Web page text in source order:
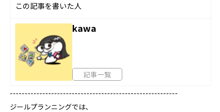
この記事を書いた人
kawa
記事一覧
---------------------------------------------------------
ジールプランニングでは、